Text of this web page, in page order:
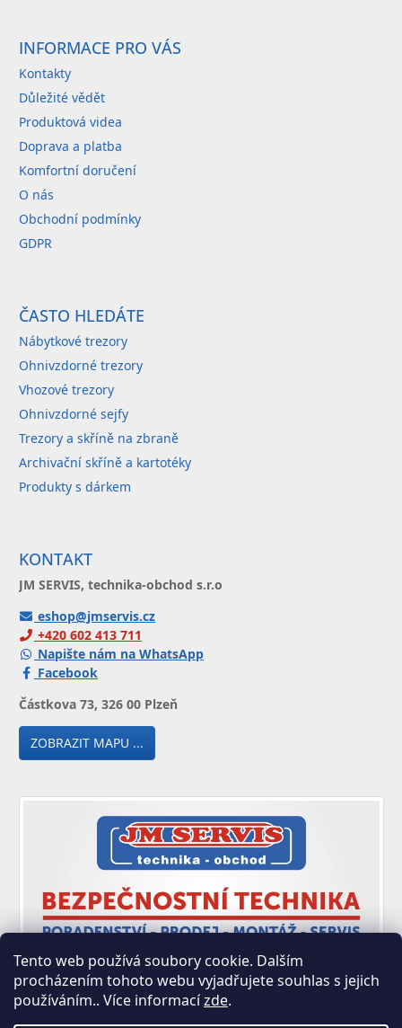
Tento web používá soubory cookie. Dalším
procházením tohoto webu vyjadřujete souhlas s jejich
používáním.. Více informacízde.
INFORMACE PRO VÁS
Kontakty
Důležité vědět
Produktová videa
Doprava a platba
Komfortní doručení
O nás
Obchodní podmínky
GDPR
ČASTO HLEDÁTE
Nábytkové trezory
Ohnivzdorné trezory
Vhozové trezory
Ohnivzdorné sejfy
Trezory a skříně na zbraně
Archivační skříně a kartotéky
Produkty s dárkem
KONTAKT
JM SERVIS, technika-obchod s.r.o
eshop@jmservis.cz
+420 602 413 711
Napište nám na WhatsApp
Facebook
Částkova 73, 326 00 Plzeň
ZOBRAZIT MAPU ...